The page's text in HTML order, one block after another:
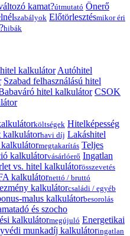
kamat?útmutató Önerő
szabályok Előtörlesztésmikor éri
hibák
kalkulátor Autóhitel
Szabad felhasználású hitel
hitel kalkulátor CSOK
költségek Hitelképesség
kalkulátorhavi díj Lakáshitel
megtakarítás Teljes
kalkulátorvásárlóerő Ingatlan
vs. hitel kalkulátorösszevetés
kalkulátornettó / bruttó
kalkulátorcsaládi / egyéb
malus kalkulátorbesorolás
és szocho
kalkulátormegújuló Energetikai
munkadíj kalkulátoringatlan